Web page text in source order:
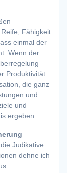
Fähigkeit
einmal der
Wenn der
Produktivität.
die ganz
und
und
ergeben.
Judikative
dehne ich